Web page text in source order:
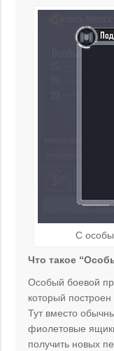
С
Что такое
Особый боевой
который
Тут вместо
фиолетовые
получить новых